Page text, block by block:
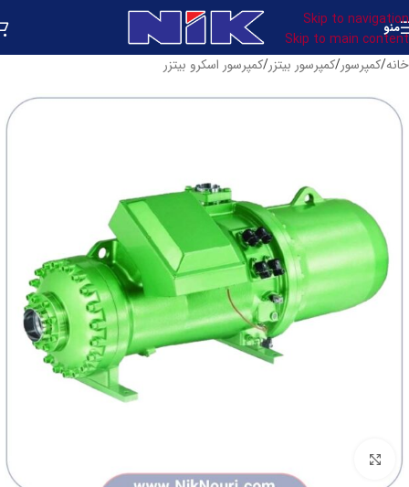
Skip to navigation
Skip to main content
منو
خانه/کمپرسور/کمپرسور بیتزر/کمپرسور اسکرو بیتزر